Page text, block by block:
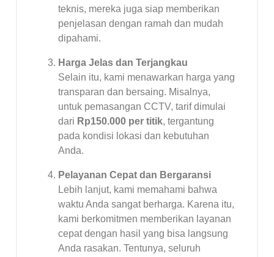
teknis, mereka juga siap memberikan
penjelasan dengan ramah dan mudah
dipahami.
Harga Jelas dan Terjangkau
Selain itu, kami menawarkan harga yang
transparan dan bersaing. Misalnya,
untuk pemasangan CCTV, tarif dimulai
dari Rp150.000 per titik, tergantung
pada kondisi lokasi dan kebutuhan
Anda.
Pelayanan Cepat dan Bergaransi
Lebih lanjut, kami memahami bahwa
waktu Anda sangat berharga. Karena itu,
kami berkomitmen memberikan layanan
cepat dengan hasil yang bisa langsung
Anda rasakan. Tentunya, seluruh